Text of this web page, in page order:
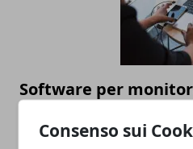
Consenso sui
Software per
fondamentali